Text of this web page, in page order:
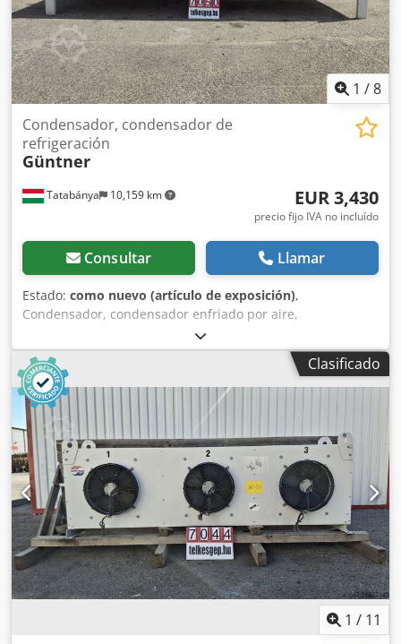
1 /8
Tatabánya 10,159 km
Condensador, condensador de
refrigeración
Güntner
EUR 3,430
precio fijo IVA no incluído
Consultar Llamar
Estado: como nuevo (artículo de exposición),
Condensador, condensador enfriado por aire,
condensador de refrigeración industrial, unidad de
refrigeración comercial, Güntner GCHC RD 063.1/13-44-
0003686A Dodoy S T D Hspfx Acksck Fabricante: Güntner
GmbH & Co. KG Tipo: GCHC RD 063.1/13-44-0003686A N°
de serie: X101039624-1370003686A Dimensiones:
3684x1088x965 mm - diámetro del ventilador: 630 mm -
número de ventiladores: 3 uds. - refrigerante: HFC / HFO -
caudal máximo de aire: ~11485 m3/h - presión máxima
admisible: 41 bar
Clasificado
1 / 11